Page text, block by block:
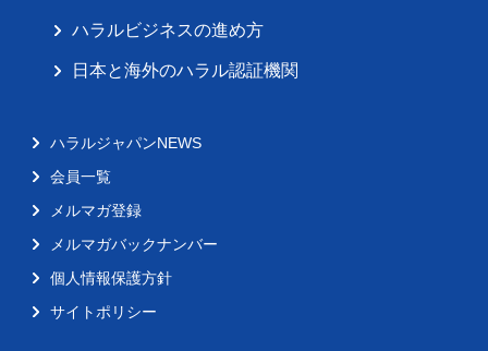
ハラルビジネスの進め方
日本と海外のハラル認証機関
ハラルジャパンNEWS
会員一覧
メルマガ登録
メルマガバックナンバー
個人情報保護方針
サイトポリシー